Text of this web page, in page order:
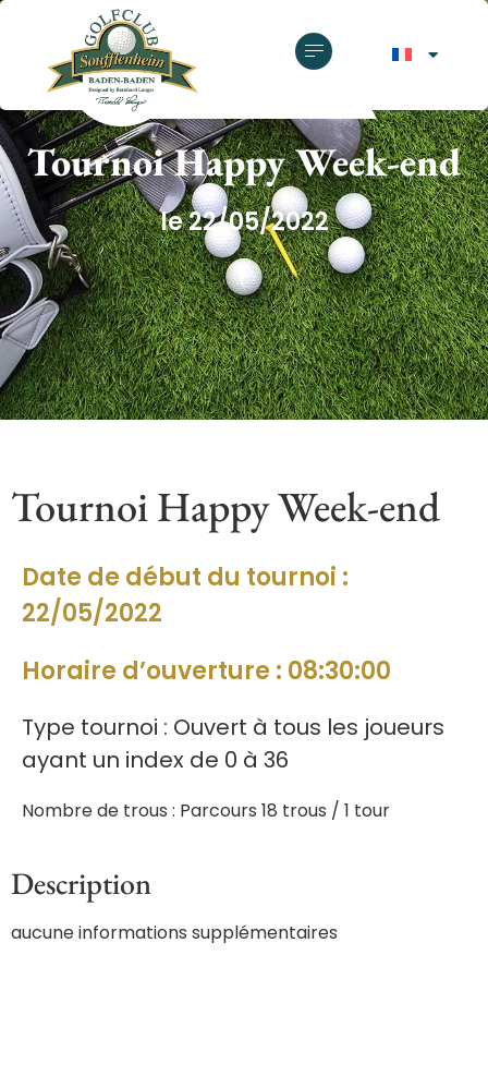
GOLF CLUB SOUFFLENHEIM
Tournoi Happy Week-end
le 22/05/2022
Tournoi Happy Week-end
Date de début du tournoi :
22/05/2022
Horaire d’ouverture : 08:30:00
Type tournoi : Ouvert à tous les joueurs
ayant un index de 0 à 36
Nombre de trous : Parcours 18 trous / 1 tour
Description
aucune informations supplémentaires